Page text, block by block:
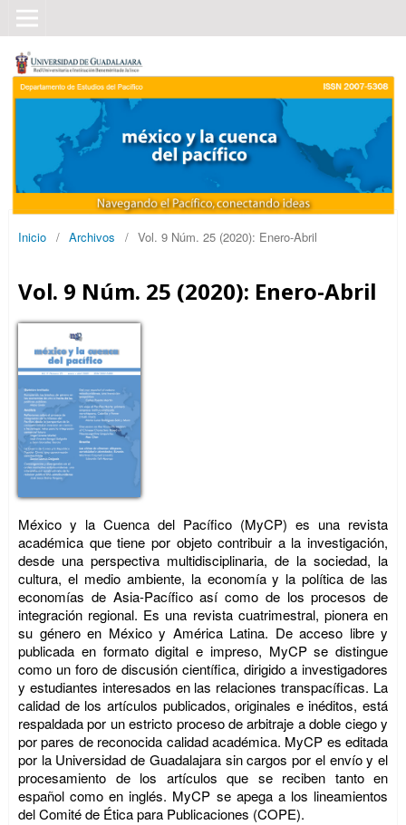
Inicio / Archivos / Vol. 9 Núm. 25 (2020): Enero-Abril
Vol. 9 Núm. 25 (2020): Enero-Abril
México y la Cuenca del Pacífico (MyCP) es una revista
académica que tiene por objeto contribuir a la investigación,
desde una perspectiva multidisciplinaria, de la sociedad, la
cultura, el medio ambiente, la economía y la política de las
economías de Asia-Pacífico así como de los procesos de
integración regional. Es una revista cuatrimestral, pionera en
su género en México y América Latina. De acceso libre y
publicada en formato digital e impreso, MyCP se distingue
como un foro de discusión científica, dirigido a investigadores
y estudiantes interesados en las relaciones transpacíficas. La
calidad de los artículos publicados, originales e inéditos, está
respaldada por un estricto proceso de arbitraje a doble ciego y
por pares de reconocida calidad académica. MyCP es editada
por la Universidad de Guadalajara sin cargos por el envío y el
procesamiento de los artículos que se reciben tanto en
español como en inglés. MyCP se apega a los lineamientos
del Comité de Ética para Publicaciones (COPE).